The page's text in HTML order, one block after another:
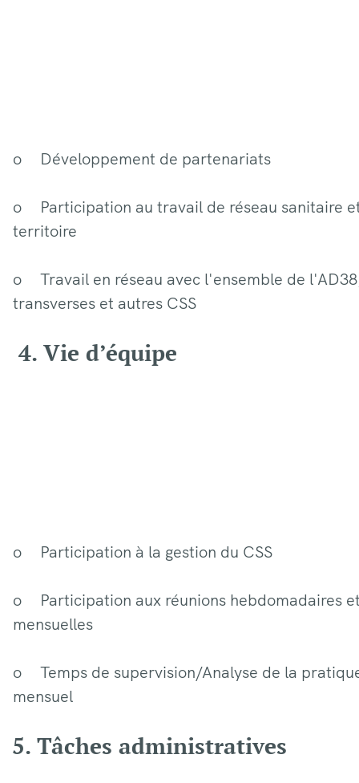
o Développement de partenariats
o Participation au travail de réseau sanitaire
territoire
o Travail en réseau avec l'ensemble de
transverses et autres CSS
4. Vie d’équipe
o Participation à la gestion du CSS
o Participation aux réunions hebdomadaires
mensuelles
o Temps de supervision/Analyse de la
mensuel
5. Tâches administratives